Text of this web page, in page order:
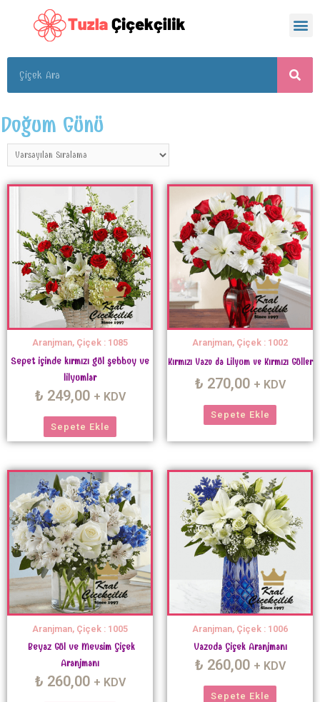
Doğum Günü
Aranjman, Çiçek : 1085
Sepet içinde kırmızı gül şebboy ve
lilyumlar
₺ 249,00 + KDV
Sepete Ekle
Aranjman, Çiçek : 1002
Kırmızı Vazo da Lilyum ve Kırmızı Güller
₺ 270,00 + KDV
Sepete Ekle
Aranjman, Çiçek : 1005
Beyaz Gül ve Mevsim Çiçek
Aranjmanı
₺ 260,00 + KDV
Aranjman, Çiçek : 1006
Vazoda Çiçek Aranjmanı
₺ 260,00 + KDV
Sepete Ekle